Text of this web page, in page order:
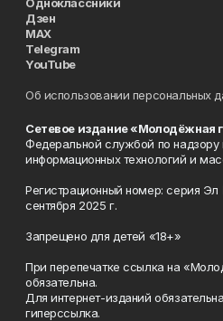
Дзен
MAX
Telegram
YouTube
Об использовании персональных
Сетевое издание «Молодёжная
Федеральной службой по надзору
информационных технологий и
Регистрационный номер: серия
сентября 2025 г.
Запрещено для детей «18+»
При перепечатке ссылка на
обязательна.
Для интернет-изданий
гиперссылка.